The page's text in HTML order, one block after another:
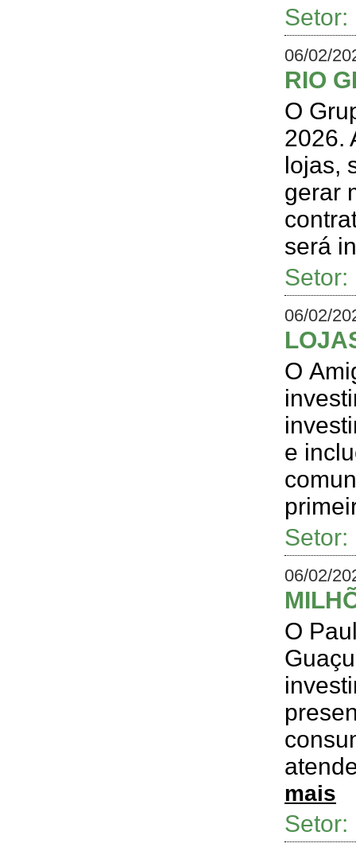
Setor:
06/02/
RIO
O
2026.
lojas,
gerar
será
Setor:
06/02/
O
e
Setor:
06/02/
O
mais
Setor: